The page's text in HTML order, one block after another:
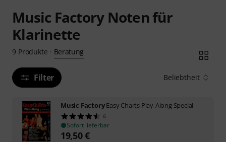
Music Factory Noten für
Klarinette
9 Produkte · Beratung
Filter Beliebtheit
Music FactoryEasy Charts Play-Along Special
6
Sofort lieferbar
19,50€